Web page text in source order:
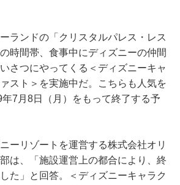
ランドの「クリスタルパレス・レス
時間帯、食事中にディズニーの仲間
さつにやってくる＜ディズニーキャ
スト＞を実施中だ。こちらも人気を
7月8日（月）をもって終了する予
ーリゾートを運営する株式会社オリ
は、「施設運営上の都合により、終
た」と回答。＜ディズニーキャラク